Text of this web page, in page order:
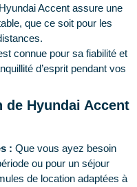
Accent assure une
que ce soit pour les
connue pour sa fiabilité et
d’esprit pendant vos
de Hyundai Accent
: Que vous ayez besoin
ou pour un séjour
de location adaptées à